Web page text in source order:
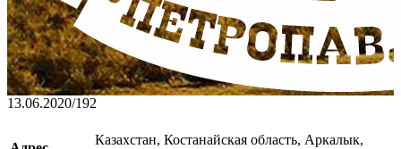
13.06.2020/192
Казахстан, Костанайская область, Аркалык,